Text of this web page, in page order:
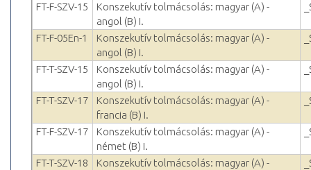
FT-F-SZV-15
Konszekutív tolmácsolás: magyar (A) -
angol (B) I.
FT-F-05En-1
Konszekutív tolmácsolás: magyar (A) -
angol (B) I.
FT-T-SZV-15
Konszekutív tolmácsolás: magyar (A) -
angol (B) I.
FT-T-SZV-17
Konszekutív tolmácsolás: magyar (A) -
francia (B) I.
FT-F-SZV-17
Konszekutív tolmácsolás: magyar (A) -
német (B) I.
FT-T-SZV-18
Konszekutív tolmácsolás: magyar (A) -